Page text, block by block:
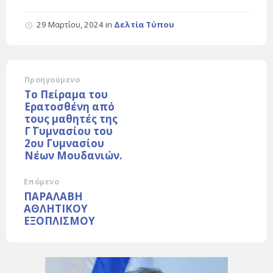
29 Μαρτίου, 2024in Δελτία Τύπου
Προηγούμενο
Το Πείραμα του
Ερατοσθένη από
τους μαθητές της
Γ΄ Γυμνασίου του
2ου Γυμνασίου
Νέων Μουδανιών.
Επόμενο
ΠΑΡΑΛΑΒΗ
ΑΘΛΗΤΙΚΟΥ
ΕΞΟΠΛΙΣΜΟΥ